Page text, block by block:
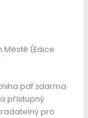
Méstě (Edice
pdf zdarma
přístupný
pro